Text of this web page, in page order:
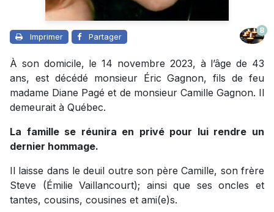
Imprimer Partager
8
À son domicile, le 14 novembre 2023, à l’âge de 43
ans, est décédé monsieur Éric Gagnon, fils de feu
madame Diane Pagé et de monsieur Camille Gagnon. Il
demeurait à Québec.
La famille se réunira en privé pour lui rendre un
dernier hommage.
Il laisse dans le deuil outre son père Camille, son frère
Steve (Émilie Vaillancourt); ainsi que ses oncles et
tantes, cousins, cousines et ami(e)s.